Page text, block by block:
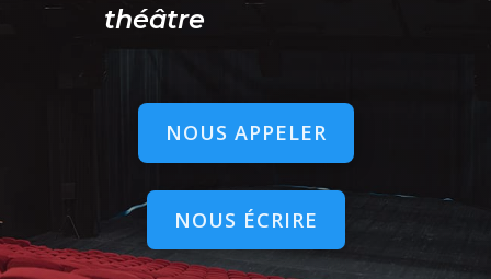
théâtre
NOUS APPELER
NOUS ÉCRIRE